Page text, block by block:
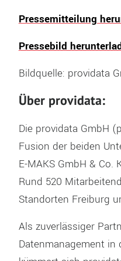
Pressemitteilung
Pressebild
Bildquelle: providata
Über providata:
Die providata GmbH
Fusion der beiden
E-MAKS GmbH & Co.
Rund 520
Standorten Freiburg
Als zuverlässiger
Datenmanagement